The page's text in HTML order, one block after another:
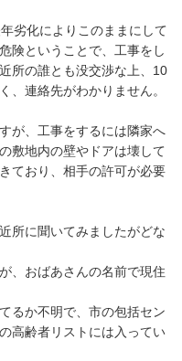
劣化によりこのままにして
険ということで、工事をし
所の誰とも没交渉な上、10
、連絡先がわかりません。
が、工事をするには隣家へ
敷地内の壁やドアは壊して
ており、相手の許可が必要
所に聞いてみましたがどな
、おばあさんの名前で現住
るか不明で、市の包括セン
高齢者リストには入ってい